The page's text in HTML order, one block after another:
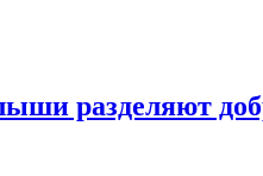
разделяют